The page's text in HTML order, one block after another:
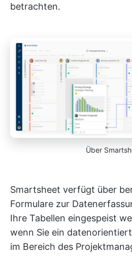
betrachten.
Über
Smartsheet verfügt über
Formulare zur
Ihre Tabellen eingespeist
wenn Sie ein
im Bereich des